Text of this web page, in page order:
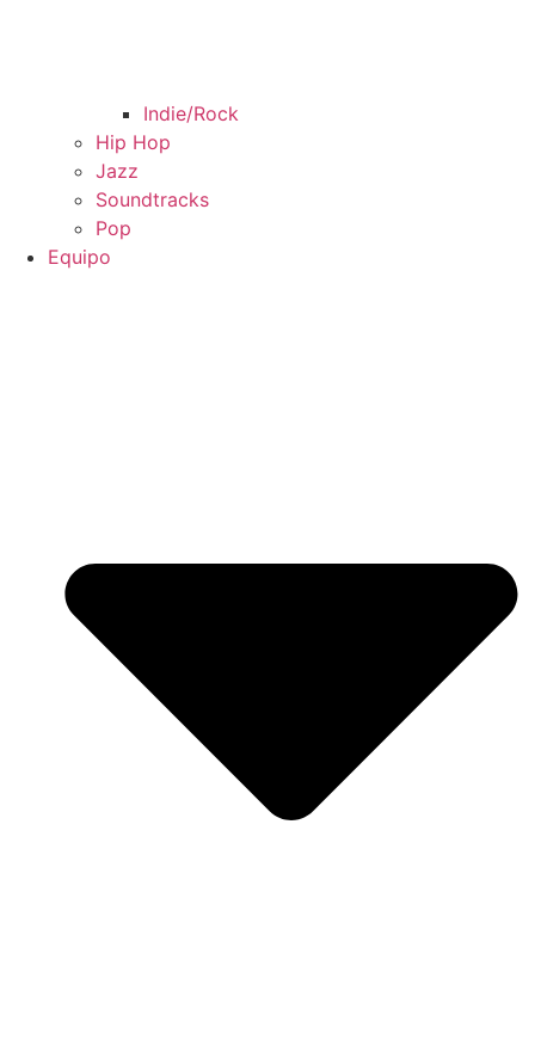
Indie/Rock
Hip Hop
Jazz
Soundtracks
Pop
Equipo